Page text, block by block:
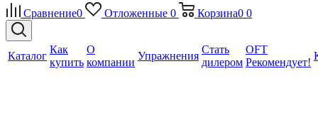
Сравнение0 Отложенные 0 Корзина0 0
Каталог
Как
купить
О
компании
Упражнения
Стать
дилером
OFT
Рекомендует!